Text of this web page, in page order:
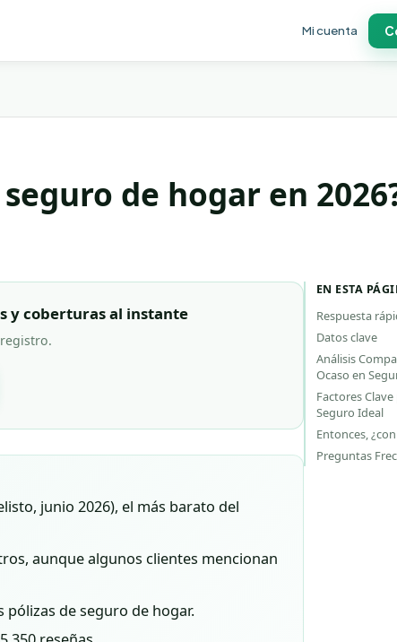
Mi cuenta
de hogar en
y coberturas al instante
junio 2026), el más barato del
aunque algunos clientes mencionan
de seguro de hogar.
EN ESTA
Respuesta
Datos clave
Análisis
Ocaso en
Factores
Seguro Ideal
Entonces,
Preguntas